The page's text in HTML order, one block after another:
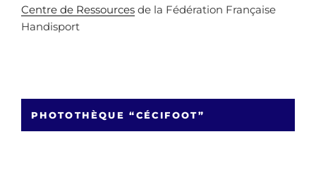
Centre de Ressources de la Fédération Française
Handisport
PHOTOTHÈQUE “CÉCIFOOT”